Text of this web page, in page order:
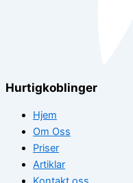
Hurtigkoblinger
Hjem
Om Oss
Priser
Artiklar